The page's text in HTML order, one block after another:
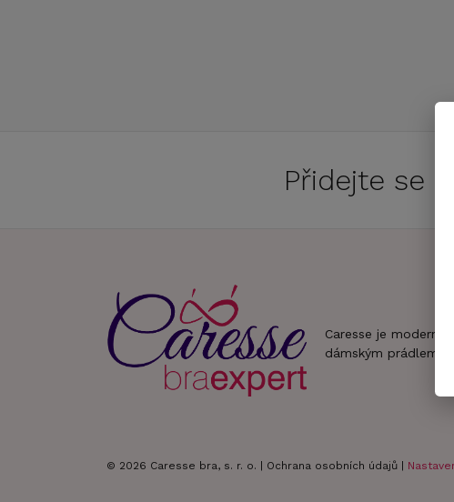
Přidejte se
Caresse je moderní
dámským prádlem.
© 2026 Caresse bra, s. r. o. | Ochrana osobních údajů